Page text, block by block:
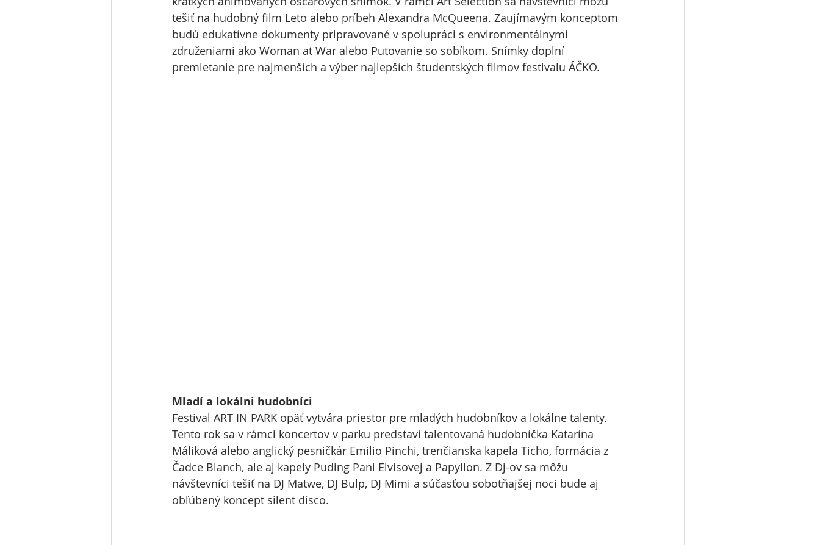
tešiť na hudobný film Leto alebo príbeh Alexandra McQueena. Zaujímavým konceptom
budú edukatívne dokumenty pripravované v spolupráci s environmentálnymi
združeniami ako Woman at War alebo Putovanie so sobíkom. Snímky doplní
premietanie pre najmenších a výber najlepších študentských filmov festivalu ÁČKO.
Mladí a lokálni hudobníci
Festival ART IN PARK opäť vytvára priestor pre mladých hudobníkov a lokálne talenty.
Tento rok sa v rámci koncertov v parku predstaví talentovaná hudobníčka Katarína
Máliková alebo anglický pesničkár Emilio Pinchi, trenčianska kapela Ticho, formácia z
Čadce Blanch, ale aj kapely Puding Pani Elvisovej a Papyllon. Z Dj-ov sa môžu
návštevníci tešiť na DJ Matwe, DJ Bulp, DJ Mimi a súčasťou sobotňajšej noci bude aj
obľúbený koncept silent disco.